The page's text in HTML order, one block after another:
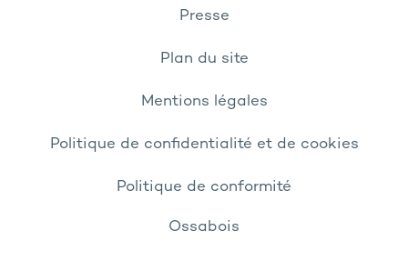
Presse
Plan du site
Mentions légales
Politique de confidentialité et de cookies
Politique de conformité
Ossabois